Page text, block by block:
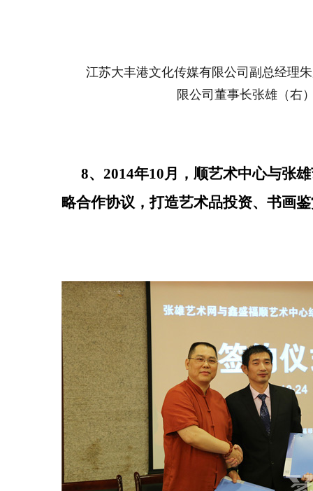
江苏大丰港文化传媒有限公司副总经理
限公司董事长张雄（右
8、2014年10月，顺艺术中心与张
略合作协议，打造艺术品投资、书画